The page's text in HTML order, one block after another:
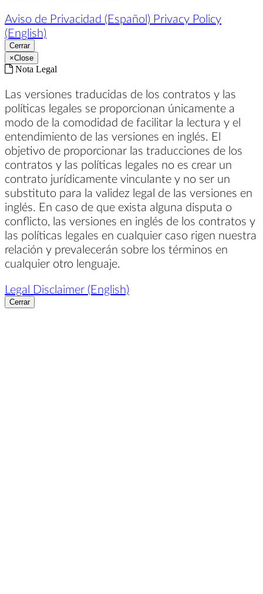
Aviso de Privacidad (Español) Privacy Policy
(English)
Cerrar
×Close
Nota Legal
Las versiones traducidas de los contratos y las
políticas legales se proporcionan únicamente a
modo de la comodidad de facilitar la lectura y el
entendimiento de las versiones en inglés. El
objetivo de proporcionar las traducciones de los
contratos y las políticas legales no es crear un
contrato jurídicamente vinculante y no ser un
substituto para la validez legal de las versiones en
inglés. En caso de que exista alguna disputa o
conflicto, las versiones en inglés de los contratos y
las políticas legales en cualquier caso rigen nuestra
relación y prevalecerán sobre los términos en
cualquier otro lenguaje.
Legal Disclaimer (English)
Cerrar